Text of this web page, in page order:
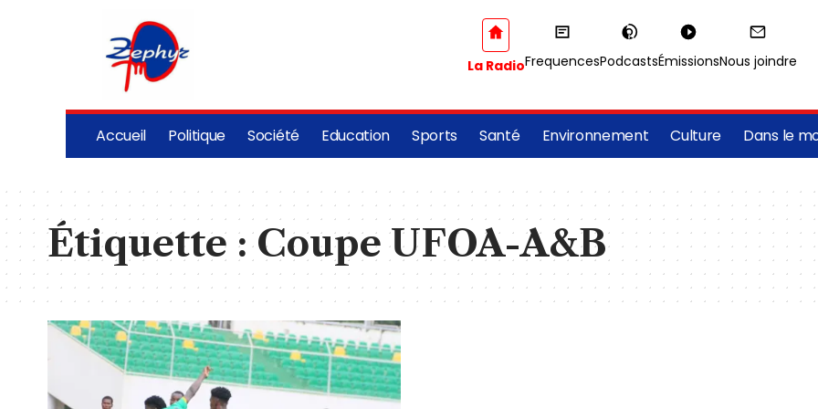
La RadioFrequencesPodcastsÉmissionsNous joindre
Accueil Politique Société Education Sports Santé Environnement Culture Dans le
Étiquette :Coupe UFOA-A&B